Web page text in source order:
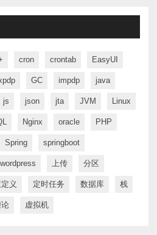
cron crontab EasyUI
GC impdp java
js json jta JVM Linux
Nginx oracle PHP
Spring springboot
wordpress 上传 分区
义 定时任务 数据库 栈
虚拟机